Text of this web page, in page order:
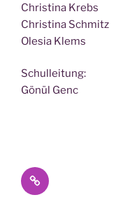
Chris­ti­na Krebs
Chris­ti­na Schmitz
Ole­sia Klems
Schul­lei­tung:
Gönül Genc
Datenschutz